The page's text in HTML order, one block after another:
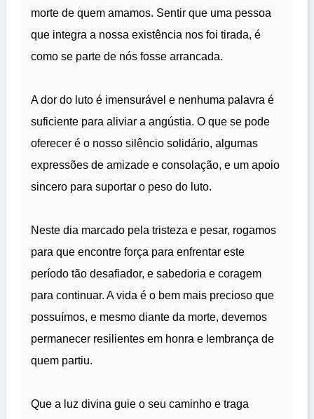
morte de quem amamos. Sentir que uma pessoa
que integra a nossa existência nos foi tirada, é
como se parte de nós fosse arrancada.
A dor do luto é imensurável e nenhuma palavra é
suficiente para aliviar a angústia. O que se pode
oferecer é o nosso silêncio solidário, algumas
expressões de amizade e consolação, e um apoio
sincero para suportar o peso do luto.
Neste dia marcado pela tristeza e pesar, rogamos
para que encontre força para enfrentar este
período tão desafiador, e sabedoria e coragem
para continuar. A vida é o bem mais precioso que
possuímos, e mesmo diante da morte, devemos
permanecer resilientes em honra e lembrança de
quem partiu.
Que a luz divina guie o seu caminho e traga